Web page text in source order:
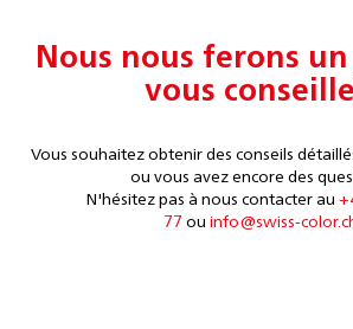
Nous nous ferons
vous
Vous souhaitez obtenir des conseils
ou vous avez encore des
N'hésitez pas à nous contacter au
77 ou info@swiss-